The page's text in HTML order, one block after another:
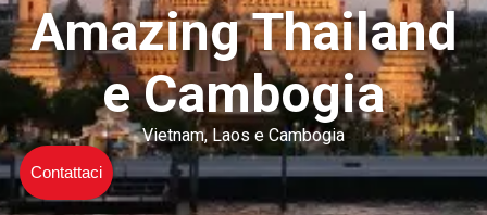
Amazing Thailand
e Cambogia
Vietnam, Laos e Cambogia
Contattaci